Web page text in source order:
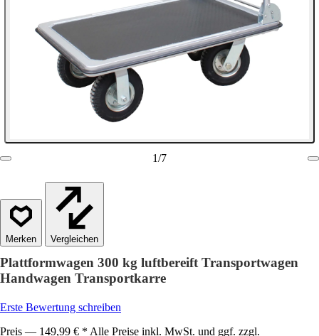
1/7
Vergleichen
Plattformwagen 300 kg luftbereift Transportwagen
Handwagen Transportkarre
Erste Bewertung schreiben
Preis — 149,99 € * Alle Preise inkl. MwSt. und ggf. zzgl.